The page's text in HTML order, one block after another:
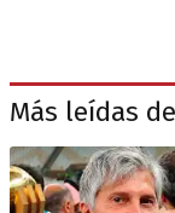
Más leídas